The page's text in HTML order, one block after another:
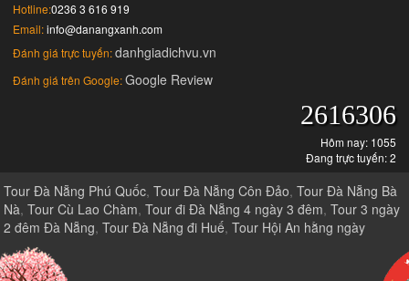
Hotline:0236 3 616 919
Email: info@danangxanh.com
Đánh giá trực tuyến:danhgiadichvu.vn
Đánh giá trên Google: Google Review
2616306
Hôm nay: 1055
Đang trực tuyến: 2
Tour Đà Nẵng Phú Quốc,Tour Đà Nẵng Côn Đảo,Tour Đà Nẵng Bà
Nà,Tour Cù Lao Chàm,Tour đi Đà Nẵng 4 ngày 3 đêm,Tour 3 ngày
2 đêm Đà Nẵng,Tour Đà Nẵng đi Huế,Tour Hội An hằng ngày